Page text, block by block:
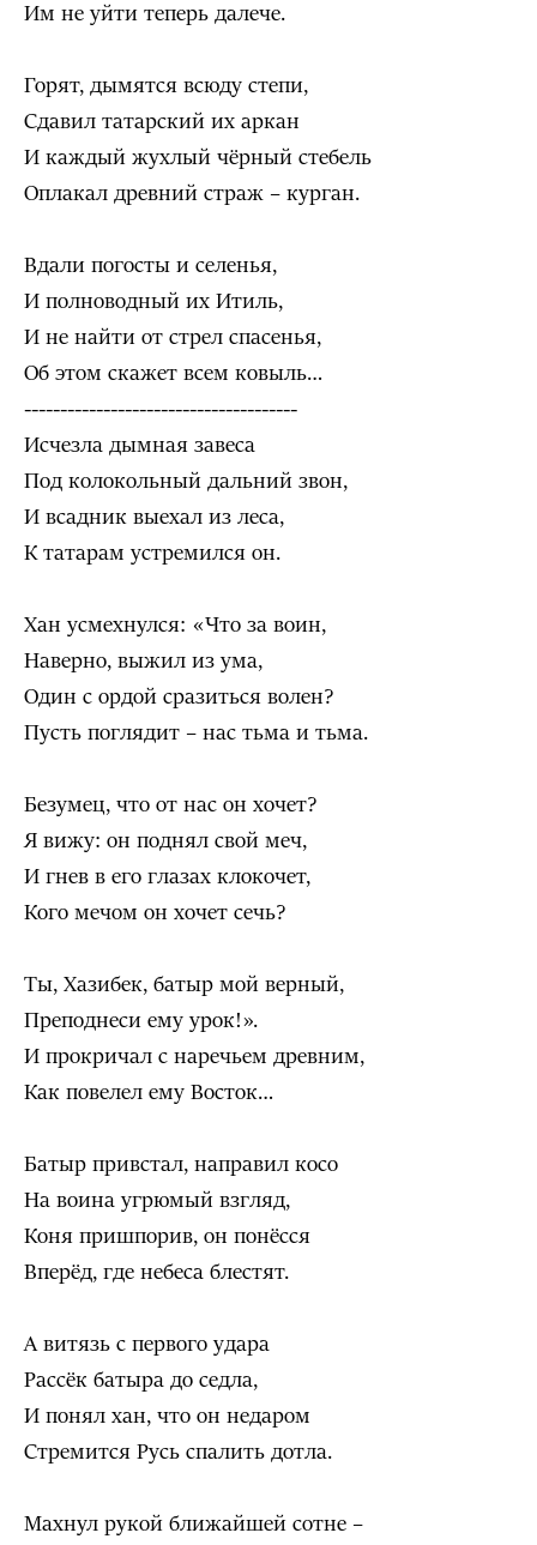
Им не уйти теперь далече.
Горят, дымятся всюду степи,
Сдавил татарский их аркан
И каждый жухлый чёрный стебель
Оплакал древний страж – курган.
Вдали погосты и селенья,
И полноводный их Итиль,
И не найти от стрел спасенья,
Об этом скажет всем ковыль…
--------------------------------------
Исчезла дымная завеса
Под колокольный дальний звон,
И всадник выехал из леса,
К татарам устремился он.
Хан усмехнулся: «Что за воин,
Наверно, выжил из ума,
Один с ордой сразиться волен?
Пусть поглядит – нас тьма и тьма.
Безумец, что от нас он хочет?
Я вижу: он поднял свой меч,
И гнев в его глазах клокочет,
Кого мечом он хочет сечь?
Ты, Хазибек, батыр мой верный,
Преподнеси ему урок!».
И прокричал с наречьем древним,
Как повелел ему Восток…
Батыр привстал, направил косо
На воина угрюмый взгляд,
Коня пришпорив, он понёсся
Вперёд, где небеса блестят.
А витязь с первого удара
Рассёк батыра до седла,
И понял хан, что он недаром
Стремится Русь спалить дотла.
Махнул рукой ближайшей сотне –